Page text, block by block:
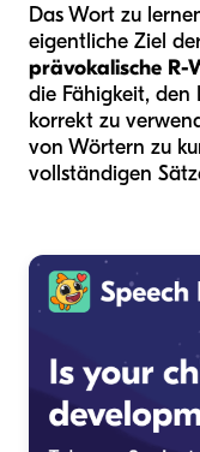
Das Wort zu
eigentliche Ziel
prävokalische R-
die Fähigkeit,
korrekt zu
von Wörtern zu
vollständigen